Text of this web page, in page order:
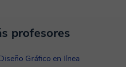
profesores
Gráfico en línea